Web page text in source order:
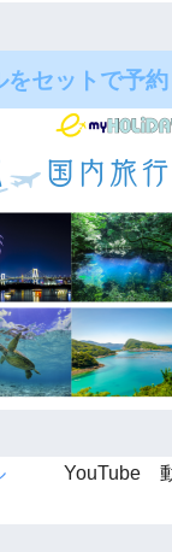
をセットで予約
YouTube 動画